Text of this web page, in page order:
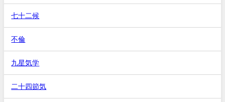
七十二候
不倫
九星気学
二十四節気